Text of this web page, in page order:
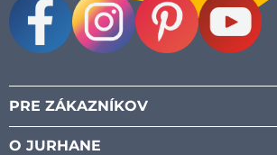
PRE ZÁKAZNÍKOV
O JURHANE